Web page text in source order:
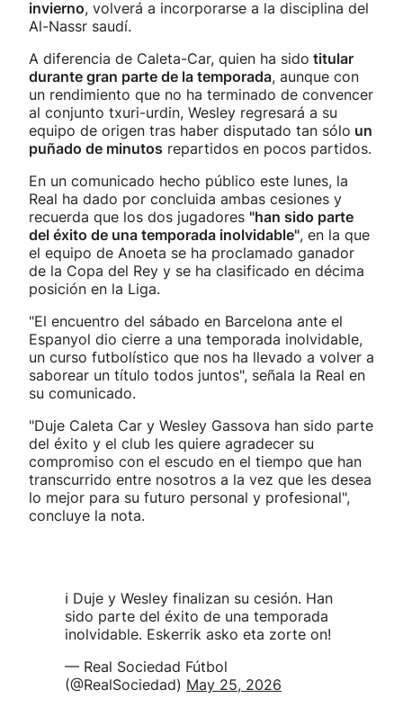
invierno, volverá a incorporarse a la disciplina del
Al-Nassr saudí.
A diferencia de Caleta-Car, quien ha sido titular
durante gran parte de la temporada, aunque con
un rendimiento que no ha terminado de convencer
al conjunto txuri-urdin, Wesley regresará a su
equipo de origen tras haber disputado tan sólo un
puñado de minutos repartidos en pocos partidos.
En un comunicado hecho público este lunes, la
Real ha dado por concluida ambas cesiones y
recuerda que los dos jugadores "han sido parte
del éxito de una temporada inolvidable", en la que
el equipo de Anoeta se ha proclamado ganador
de la Copa del Rey y se ha clasificado en décima
posición en la Liga.
"El encuentro del sábado en Barcelona ante el
Espanyol dio cierre a una temporada inolvidable,
un curso futbolístico que nos ha llevado a volver a
saborear un título todos juntos", señala la Real en
su comunicado.
"Duje Caleta Car y Wesley Gassova han sido parte
del éxito y el club les quiere agradecer su
compromiso con el escudo en el tiempo que han
transcurrido entre nosotros a la vez que les desea
lo mejor para su futuro personal y profesional",
concluye la nota.
ℹ Duje y Wesley finalizan su cesión. Han
sido parte del éxito de una temporada
inolvidable. Eskerrik asko eta zorte on!
— Real Sociedad Fútbol
(@RealSociedad) May 25, 2026